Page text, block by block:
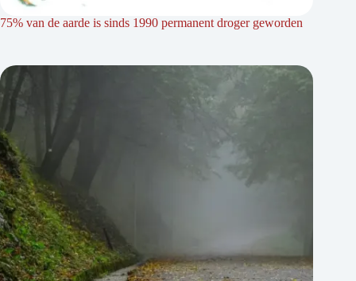
75% van de aarde is sinds 1990 permanent droger geworden